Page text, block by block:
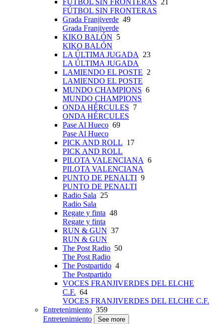
FÚTBOL SIN FRONTERAS 21
FÚTBOL SIN FRONTERAS
Grada Franjiverde 49
Grada Franjiverde
KIKO BALÓN 5
KIKO BALÓN
LA ÚLTIMA JUGADA
23
LA ÚLTIMA JUGADA
LAMIENDO EL POSTE 2
LAMIENDO EL POSTE
MUNDO CHAMPIONS 6
MUNDO CHAMPIONS
ONDA HÉRCULES 7
ONDA HÉRCULES
Pase Al Hueco 69
Pase Al Hueco
PICK AND ROLL 17
PICK AND ROLL
PILOTA VALENCIANA 6
PILOTA VALENCIANA
PUNTO DE PENALTI 9
PUNTO DE PENALTI
Radio Sala 25
Radio Sala
Regate y finta 48
Regate y finta
RUN & GUN 37
RUN & GUN
The Post Radio 50
The Post Radio
The Postpartido 4
The Postpartido
VOCES FRANJIVERDES DEL ELCHE
C.F. 64
VOCES FRANJIVERDES DEL ELCHE C.F.
Entretenimiento 359
Entretenimiento
See more